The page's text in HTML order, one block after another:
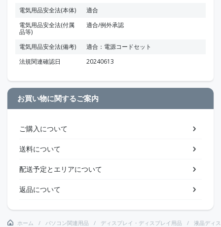
電気用品安全法(本体)
適合
電気用品安全法(付属
品等)
適合/例外承認
電気用品安全法(備考)
適合：電源コードセット
法規関連確認日
20240613
お買い物に関するご案内
ご購入について
送料について
配送予定とエリアについて
返品について
ホーム パソコン関連用品 ディスプレイ・ディスプレイ用品 液晶ディ